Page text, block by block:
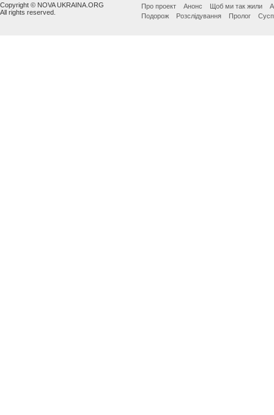
Copyright © NOVA UKRAINA.ORG
All rights reserved.
Про проект Анонс Щоб ми так жили
Подорож
Розслідування Пролог